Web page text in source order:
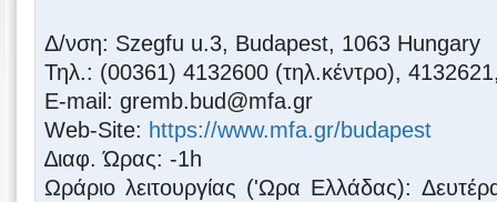
Δ/νση: Szegfu u.3, Budapest, 1063 Hungary
Τηλ.: (00361) 4132600 (τηλ.κέντρο),
Ε-mail: gremb.bud@mfa.gr
Web-Site: https://www.mfa.gr/budapest
∆ιαφ. Ώρας: -1h
Ωράριο λειτουργίας ('Ωρα Ελλάδας):